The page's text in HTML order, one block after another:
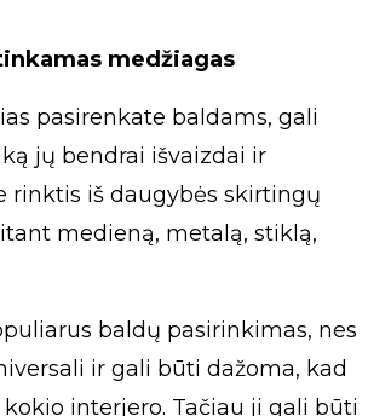
medžiagas
pasirenkate baldams, gali
jų bendrai išvaizdai ir
rinktis iš daugybės skirtingų
medieną, metalą, stiklą,
baldų pasirinkimas, nes
ir gali būti dažoma, kad
interjero. Tačiau ji gali būti